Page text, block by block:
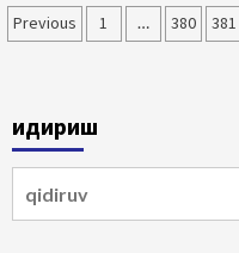
Maqolalar
Previous 1 … 380 381
Қидириш